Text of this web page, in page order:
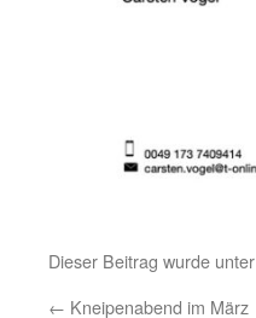
Dieser Beitrag wurde unter
← Kneipenabend im März